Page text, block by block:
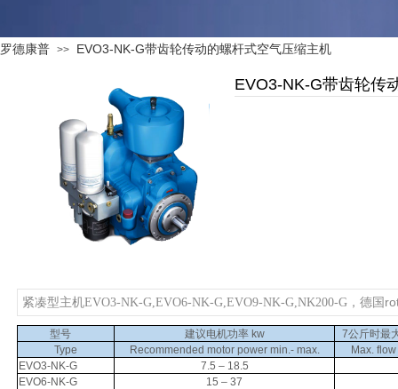
罗德康普 >> EVO3-NK-G带齿轮传动的螺杆式空气压缩主机
EVO3-NK-G带齿轮传
紧凑型主机EVO3-NK-G,EVO6-NK-G,EVO9-NK-G,NK200-G ，德国
型号 建议电机功率kw 7公斤时最
Type
Recommended motor power min.- max.
Max.
EVO3-NK-G
7.5 – 18.5
EVO6-NK-G
15 – 37